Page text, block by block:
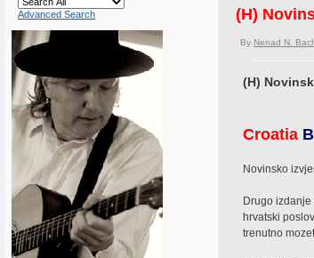
Advanced Search (H)
By Nenad N.
(H)
Croatia
Novinsko
Drugo
hrvatski
trenutno